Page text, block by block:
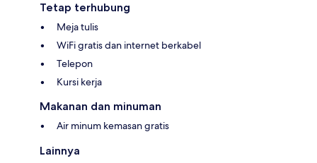
Tetap terhubung
Meja tulis
WiFi gratis dan internet berkabel
Telepon
Kursi kerja
Makanan dan minuman
Air minum kemasan gratis
Lainnya